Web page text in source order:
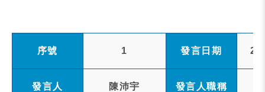
序號 1 發言日期
發言人 陳沛宇 發言人職稱